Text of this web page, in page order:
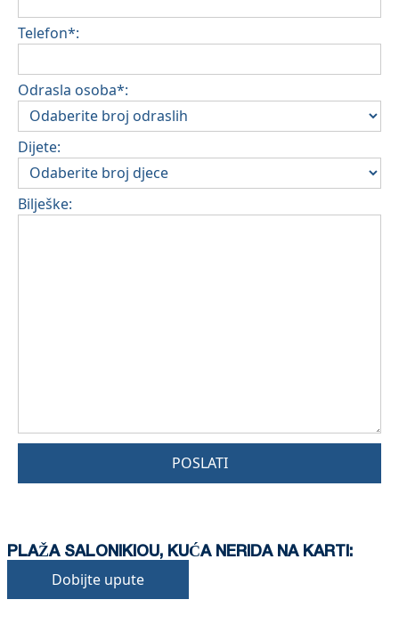
Telefon*:
Odrasla osoba*:
Dijete:
Bilješke:
POSLATI
PLAŽA SALONIKIOU, KUĆA NERIDA NA KARTI:
Dobijte upute